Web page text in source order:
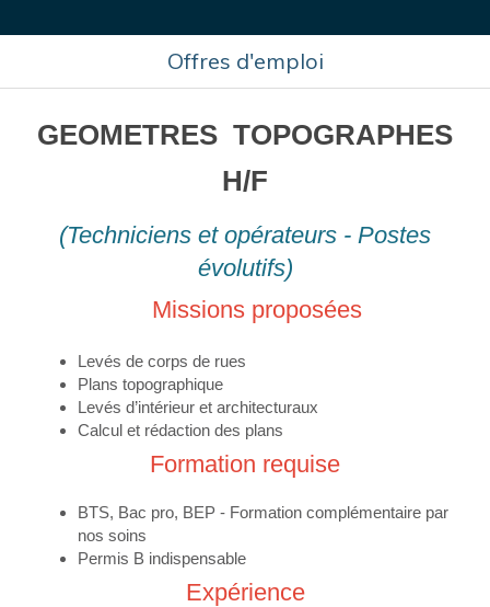
Offres d'emploi
GEOMETRES TOPOGRAPHES
H/F
(Techniciens et opérateurs - Postes
évolutifs)
Missions proposées
Levés de corps de rues
Plans topographique
Levés d’intérieur et architecturaux
Calcul et rédaction des plans
Formation requise
BTS, Bac pro, BEP - Formation complémentaire par
nos soins
Permis B indispensable
Expérience